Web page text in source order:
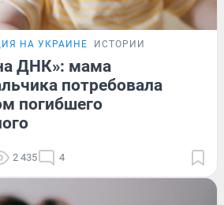
НА УКРАИНЕ ИСТОРИИ
ДНК»: мама
потребовала
погибшего
2 435 4